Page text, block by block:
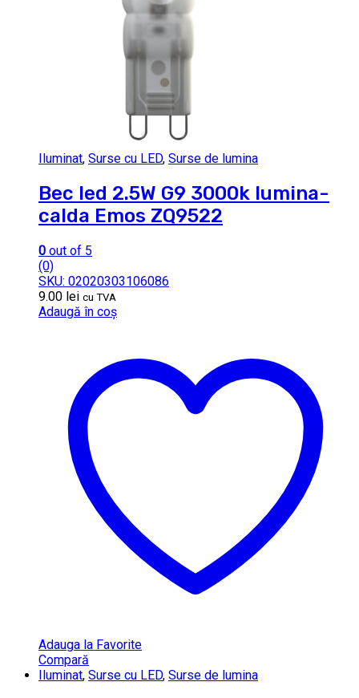
Iluminat, Surse cu LED, Surse de lumina
Bec led 2.5W G9 3000k lumina-
calda Emos ZQ9522
0 out of 5
(0)
SKU: 02020303106086
9.00 lei cu TVA
Adaugă în coș
Adauga la Favorite
Compară
Iluminat, Surse cu LED, Surse de lumina